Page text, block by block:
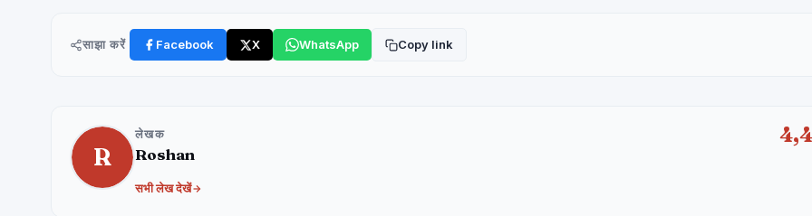
साझा करें Facebook X WhatsApp Copy link
R
लेखक
Roshan
सभी लेख देखें